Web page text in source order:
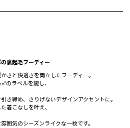
裏起毛フーディー
さと快適さを両立したフーディー。
のラベルを施し、
き締め、さりげないデザインアクセントに。
着こなしを叶え、
囲気のシーズンライクな一枚です。